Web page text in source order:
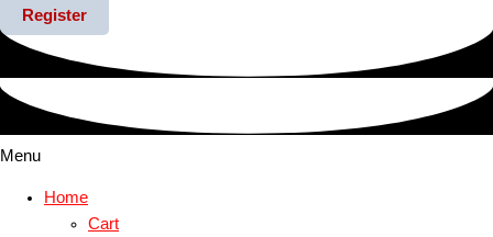
Register
Menu
Home
Cart